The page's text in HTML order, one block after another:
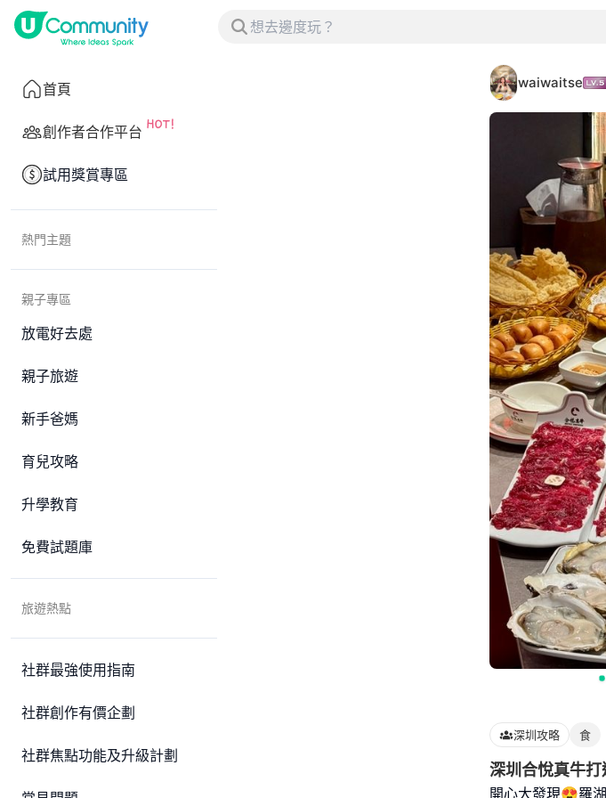
首頁
創作者合作平台
試用獎賞專區
熱門主題
親子專區
放電好去處
親子旅遊
新手爸媽
育兒攻略
升學教育
免費試題庫
旅遊熱點
社群最強使用指南
社群創作有價企劃
社群焦點功能及升級計劃
waiwaitse
深圳攻略 食
深圳合悅真牛打
開心大發現😍羅